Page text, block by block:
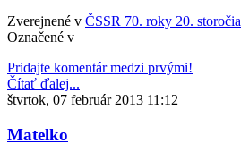
Zverejnené v ČSSR 70. roky 20. storočia
Označené v
Pridajte komentár medzi prvými!
Čítať ďalej...
štvrtok, 07 február 2013 11:12
Matelko